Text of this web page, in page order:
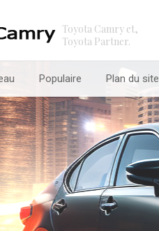
Toyota Camry et,
Toyota Partner.
Populaire Plan du site